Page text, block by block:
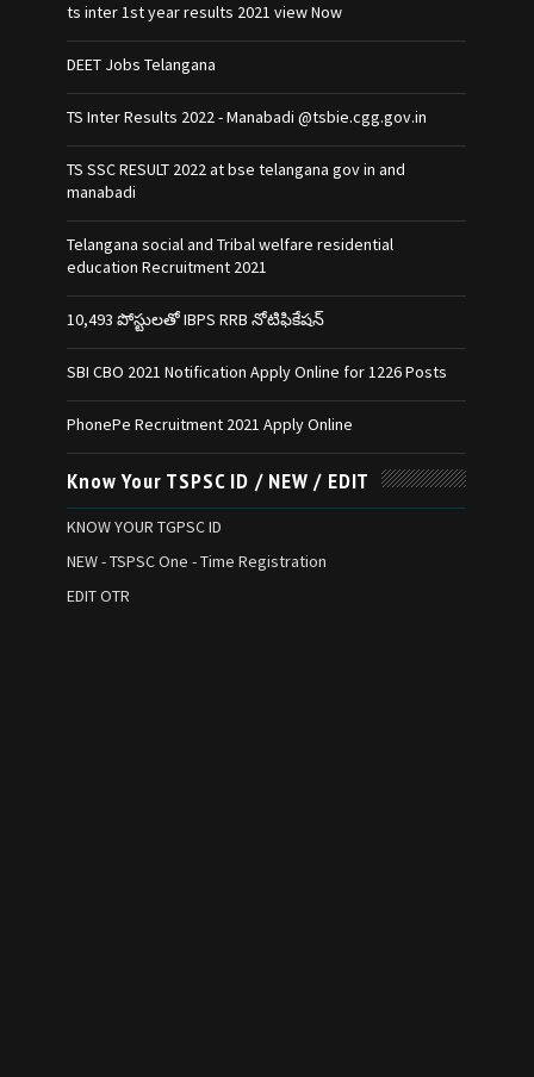
ts inter 1st year results 2021 view Now
DEET Jobs Telangana
TS Inter Results 2022 - Manabadi @tsbie.cgg.gov.in
TS SSC RESULT 2022 at bse telangana gov in and
manabadi
Telangana social and Tribal welfare residential
education Recruitment 2021
10,493 పోస్టులతో IBPS RRB నోటిఫికేషన్‌
SBI CBO 2021 Notification Apply Online for 1226 Posts
PhonePe Recruitment 2021 Apply Online
Know Your TSPSC ID / NEW / EDIT
KNOW YOUR TGPSC ID
NEW - TSPSC One - Time Registration
EDIT OTR